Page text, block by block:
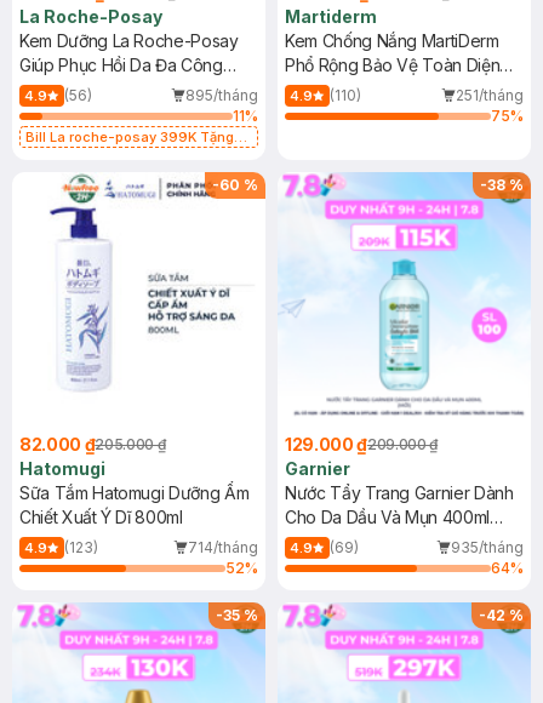
La Roche-Posay
Kem Dưỡng La Roche-Posay
Giúp Phục Hồi Da Đa Công
Dụng 40ml
4.9 (56)
895/tháng
11%
Bill La roche-posay 399K Tặng
(SL có hạn)
Martiderm
Kem Chống Nắng MartiDerm
Phổ Rộng Bảo Vệ Toàn Diện
40ml
4.9 (110)
251/tháng
75%
-60 %
82.000 ₫205.000 ₫
Hatomugi
Sữa Tắm Hatomugi Dưỡng Ẩm
Chiết Xuất Ý Dĩ 800ml
4.9 (123)
714/tháng
52%
-38%
129.000 ₫209.000 ₫
Garnier
Nước Tẩy Trang Garnier Dành
Cho Da Dầu Và Mụn 400ml
(Mới)
4.9 (69)
935/tháng
64%
-35% -42%